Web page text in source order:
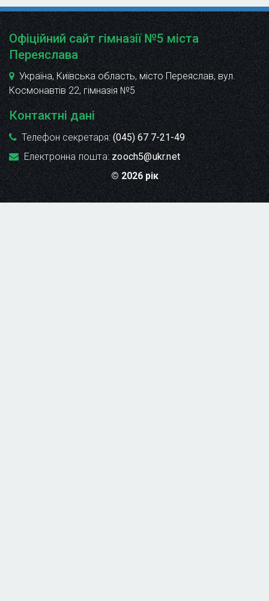
Офіційний сайт гімназії №5 міста
Переяслава
Україна, Київська область, місто Переяслав, вул.
Космонавтів 22, гімназія №5
Контактні дані
Телефон секретаря:(045) 67 7-21-49
Електронна пошта:zooch5@ukr.net
© 2026 рік